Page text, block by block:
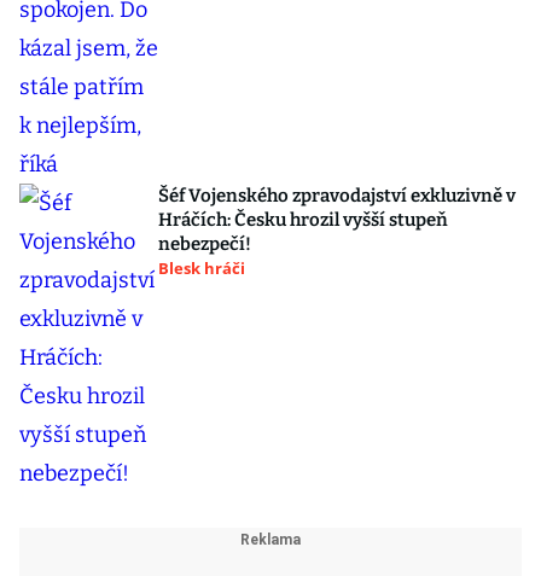
Šéf Vojenského zpravodajství exkluzivně v
Hráčích: Česku hrozil vyšší stupeň
nebezpečí!
Blesk hráči